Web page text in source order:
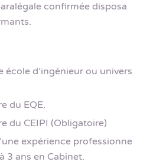
confirmée disposa
école d’ingénieur ou univers
du EQE.
du CEIPI (Obligatoire)
expérience professionne
3 ans en Cabinet.